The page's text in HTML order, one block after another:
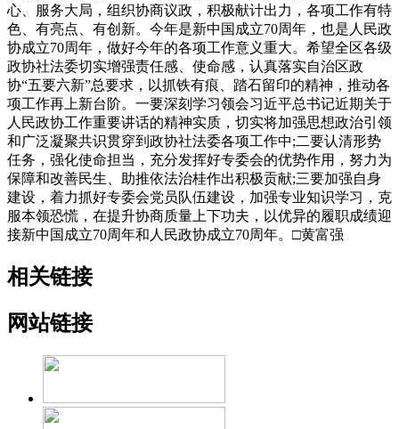
心、服务大局，组织协商议政，积极献计出力，各项工作有特
色、有亮点、有创新。今年是新中国成立70周年，也是人民政
协成立70周年，做好今年的各项工作意义重大。希望全区各级
政协社法委切实增强责任感、使命感，认真落实自治区政
协“五要六新”总要求，以抓铁有痕、踏石留印的精神，推动各
项工作再上新台阶。一要深刻学习领会习近平总书记近期关于
人民政协工作重要讲话的精神实质，切实将加强思想政治引领
和广泛凝聚共识贯穿到政协社法委各项工作中;二要认清形势
任务，强化使命担当，充分发挥好专委会的优势作用，努力为
保障和改善民生、助推依法治桂作出积极贡献;三要加强自身
建设，着力抓好专委会党员队伍建设，加强专业知识学习，克
服本领恐慌，在提升协商质量上下功夫，以优异的履职成绩迎
接新中国成立70周年和人民政协成立70周年。□黄富强
相关链接
网站链接